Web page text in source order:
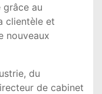
au
clientèle et
nouveaux
du
de cabinet